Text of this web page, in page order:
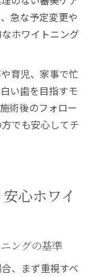
急な予定変更や
ホワイトニング
育児、家事で忙
い歯を目指すモ
術後のフォロー
でも安心してチ
心ホワイ
ングの基準
、まず重視すべ